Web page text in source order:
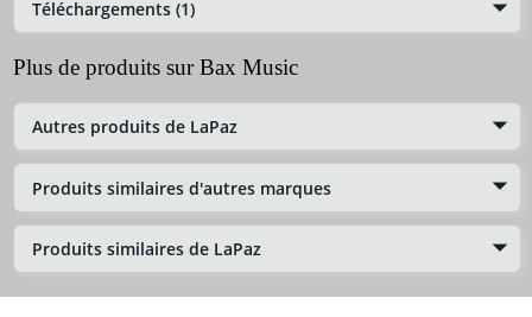
Téléchargements (1)
Plus de produits sur Bax Music
Autres produits de LaPaz
Produits similaires d'autres marques
Produits similaires de LaPaz